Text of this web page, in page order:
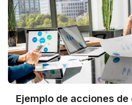
Ejemplo de acciones